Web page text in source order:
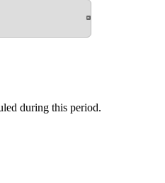
during this period.